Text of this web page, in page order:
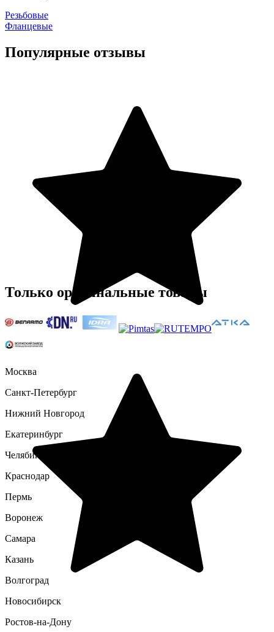
Резьбовые
Фланцевые
Популярные отзывы
Только оригинальные товары
Москва
Санкт-Петербург
Нижний Новгород
Екатеринбург
Челябинск
Краснодар
Пермь
Воронеж
Самара
Казань
Волгоград
Новосибирск
Ростов-на-Дону